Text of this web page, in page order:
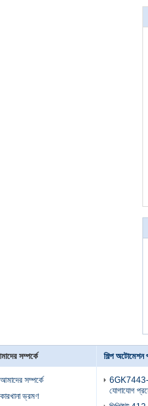
সম্পর্কে
আমাদের সম্পর্কে
কারখানা ভ্রমণ
শিল্প অটোমেশন
যোগাযোগ